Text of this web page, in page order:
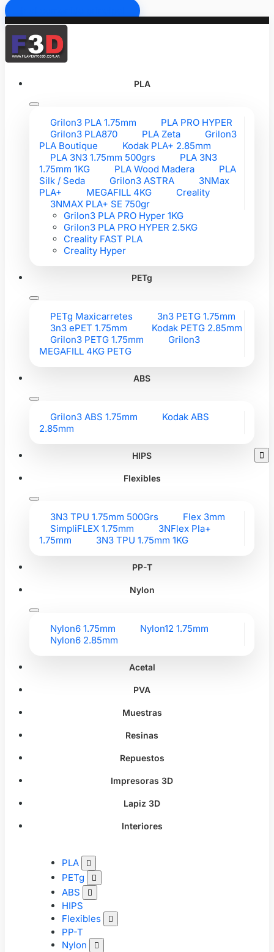
PLA
Grilon3 PLA 1.75mm
PLA PRO HYPER
Grilon3 PLA870
PLA Zeta
Grilon3
PLA Boutique
Kodak PLA+ 2.85mm
PLA 3N3 1.75mm 500grs
PLA 3N3
1.75mm 1KG
PLA Wood Madera
PLA
Silk / Seda
Grilon3 ASTRA
3NMax
PLA+
MEGAFILL 4KG
Creality
3NMAX PLA+ SE 750gr
Grilon3 PLA PRO Hyper 1KG
Grilon3 PLA PRO HYPER 2.5KG
Creality FAST PLA
Creality Hyper
PETg
PETg Maxicarretes
3n3 PETG 1.75mm
3n3 ePET 1.75mm
Kodak PETG 2.85mm
Grilon3 PETG 1.75mm
Grilon3
MEGAFILL 4KG PETG
ABS
Grilon3 ABS 1.75mm
Kodak ABS
2.85mm
HIPS
Flexibles
3N3 TPU 1.75mm 500Grs
Flex 3mm
SimpliFLEX 1.75mm
3NFlex Pla+
1.75mm
3N3 TPU 1.75mm 1KG
PP-T
Nylon
Nylon6 1.75mm
Nylon12 1.75mm
Nylon6 2.85mm
Acetal
PVA
Muestras
Resinas
Repuestos
Impresoras 3D
Lapiz 3D
Interiores

PLA 
PETg 
ABS 
HIPS
Flexibles

PP-T
Nylon
